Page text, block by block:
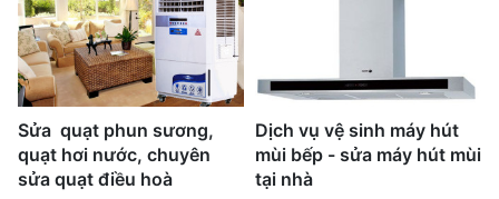
Sửa quạt phun sương,
quạt hơi nước, chuyên
sửa quạt điều hoà
Dịch vụ vệ sinh máy hút
mùi bếp - sửa máy hút mùi
tại nhà